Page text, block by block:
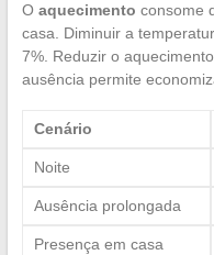
O aquecimento consome
casa. Diminuir a
7%. Reduzir o
ausência permite
Cenário
Noite
Ausência prolongada
Presença em casa